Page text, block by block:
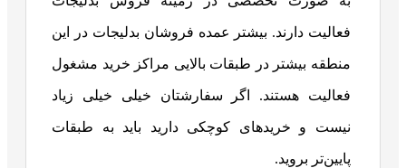
فعالیت دارند. بیشتر عمده فروشان بدلیجات در این
منطقه بیشتر در طبقات بالایی مراکز خرید مشغول
فعالیت هستند. اگر سفارشتان خیلی خیلی زیاد
نیست و خریدهای کوچکی دارید باید به طبقات
پایین‌تر بروید.